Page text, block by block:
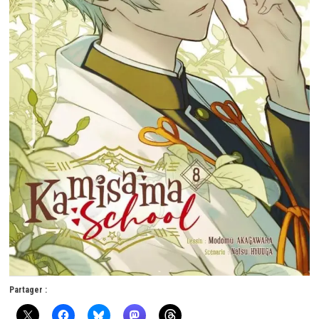
Partager :